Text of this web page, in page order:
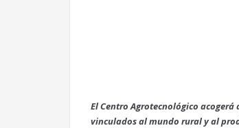
El Centro Agrotecnológico
vinculados al mundo rural y al